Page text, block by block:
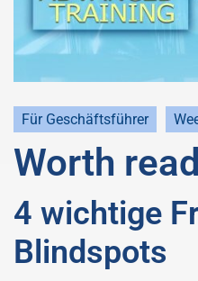
Für Geschäftsführer
Worth
4 wichtige
Blindspots